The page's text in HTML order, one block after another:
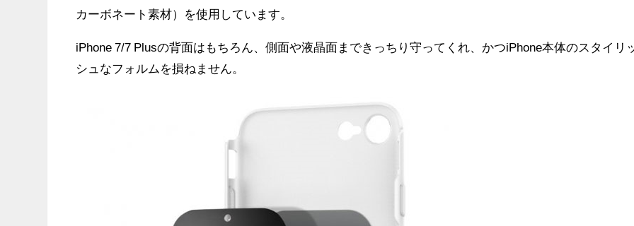
カーボネート素材）を使用しています。
iPhone 7/7 Plusの背面はもちろん、側面や液晶面まできっちり守ってくれ、かつiPhone本体のスタイリ
シュなフォルムを損ねません。